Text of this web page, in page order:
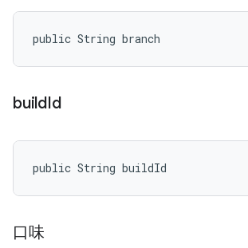
public String branch
buildId
public String buildId
口味